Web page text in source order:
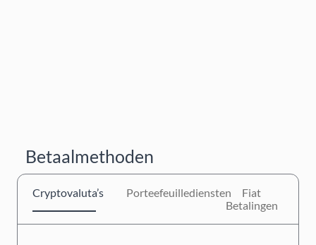
Betaalmethoden
Cryptovaluta’s Porteefeuillediensten
Fiat
Betalingen